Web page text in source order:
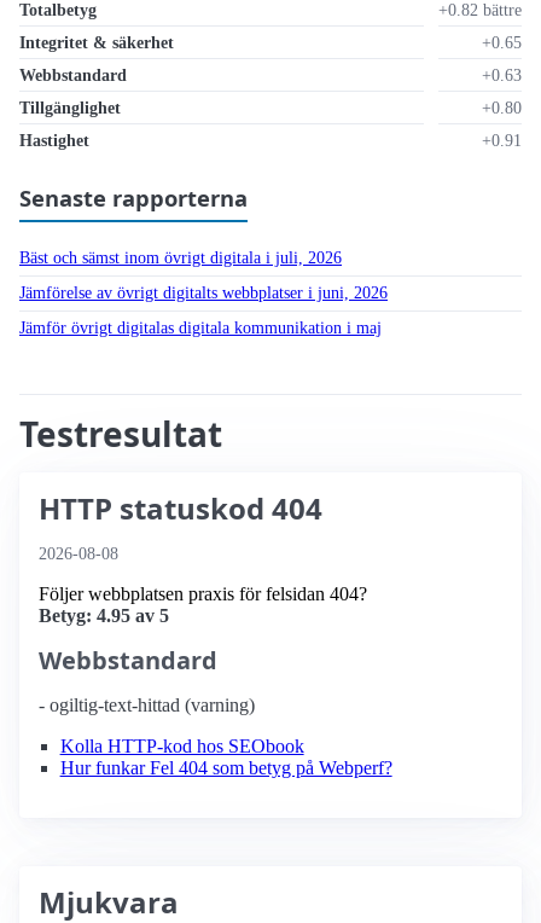
Totalbetyg
+0.82 bättre
Integritet & säkerhet
+0.65
Webbstandard
+0.63
Tillgänglighet
+0.80
Hastighet
+0.91
Senaste rapporterna
Bäst och sämst inom övrigt digitala i juli, 2026
Jämförelse av övrigt digitalts webbplatser i juni, 2026
Jämför övrigt digitalas digitala kommunikation i maj
Testresultat
HTTP statuskod 404
2026-08-08
Följer webbplatsen praxis för felsidan 404?
Betyg: 4.95 av 5
Webbstandard
- ogiltig-text-hittad (varning)
Kolla HTTP-kod hos SEObook
Hur funkar Fel 404 som betyg på Webperf?
Mjukvara